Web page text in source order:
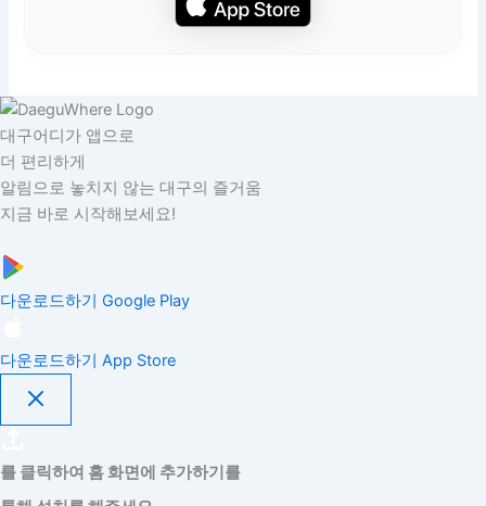
대구어디가 앱으로
더 편리하게
알림으로 놓치지 않는 대구의 즐거움
지금 바로 시작해보세요!
다운로드하기 Google Play
다운로드하기 App Store
를 클릭하여 홈 화면에 추가하기를